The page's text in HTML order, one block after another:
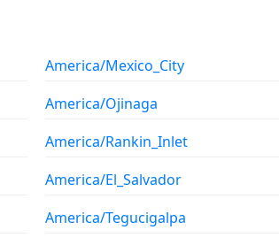
America/Mexico_City
America/Ojinaga
America/Rankin_Inlet
America/El_Salvador
America/Tegucigalpa